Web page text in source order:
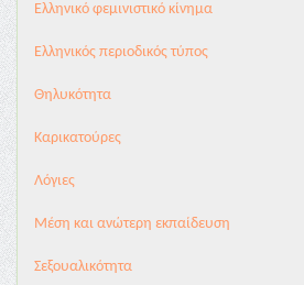
Ελληνικό φεμινιστικό κίνημα
Ελληνικός περιοδικός τύπος
Θηλυκότητα
Καρικατούρες
Λόγιες
Μέση και ανώτερη εκπαίδευση
Σεξουαλικότητα